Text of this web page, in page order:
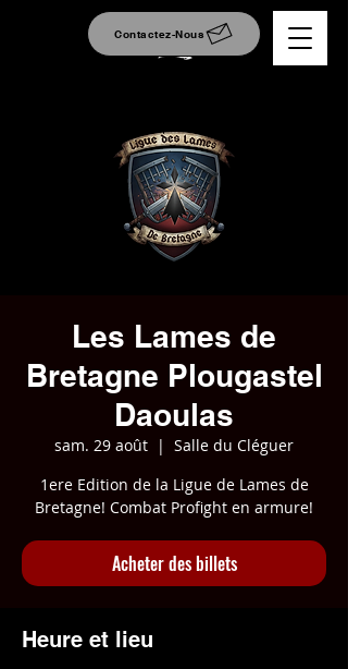
Contactez-Nous
Les Lames de
Bretagne Plougastel
Daoulas
sam. 29 août
  |
Salle du Cléguer
1ere Edition de la Ligue de Lames de
Bretagne! Combat Profight en armure!
Acheter des billets
Heure et lieu